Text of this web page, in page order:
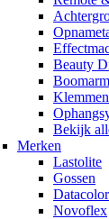
Beauty
Bekijk
Merken
Lastolite
Gossen
Datacolor
Novoflex